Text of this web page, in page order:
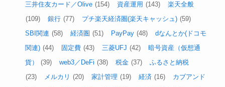
三井住友カード／Olive (154) 資産運用 (143)
楽天全般
(109)
銀行 (77) プチ楽天経済圏(楽天キャッシュ) (59)
SBI関連 (58) 経済圏 (51) PayPay (48)
dなんとか(ドコモ
関連) (44) 固定費 (43) 三菱UFJ (42)
暗号資産（仮想通
貨）
(39) web3／DeFi (38) 税金 (37)
ふるさと納税
(23)
メルカリ (20) 家計管理 (19) 経済 (16)
カブアンド